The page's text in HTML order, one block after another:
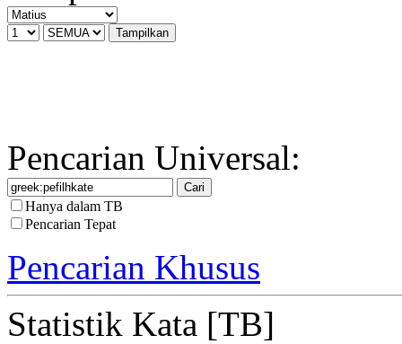
Pencarian Universal:
Hanya dalam TB
Pencarian Tepat
Pencarian Khusus
Statistik Kata [TB]